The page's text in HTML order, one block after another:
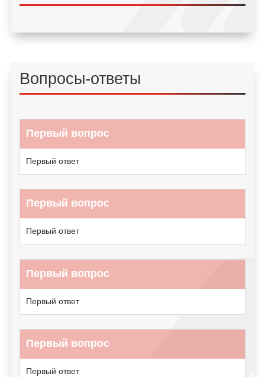
Вопросы-ответы
Первый вопрос
Первый ответ
Первый вопрос
Первый ответ
Первый вопрос
Первый ответ
Первый вопрос
Первый ответ